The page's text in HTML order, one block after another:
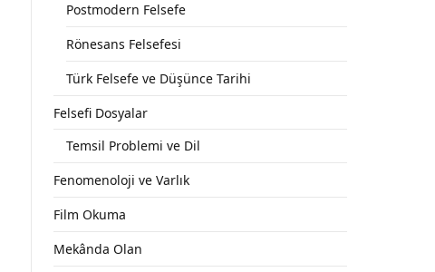
Postmodern Felsefe
Rönesans Felsefesi
Türk Felsefe ve Düşünce Tarihi
Felsefi Dosyalar
Temsil Problemi ve Dil
Fenomenoloji ve Varlık
Film Okuma
Mekânda Olan